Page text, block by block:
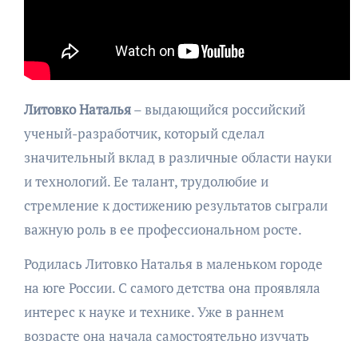
Литовко Наталья– выдающийся российский
ученый-разработчик, который сделал
значительный вклад в различные области науки
и технологий. Ее талант, трудолюбие и
стремление к достижению результатов сыграли
важную роль в ее профессиональном росте.
Родилась Литовко Наталья в маленьком городе
на юге России. С самого детства она проявляла
интерес к науке и технике. Уже в раннем
возрасте она начала самостоятельно изучать